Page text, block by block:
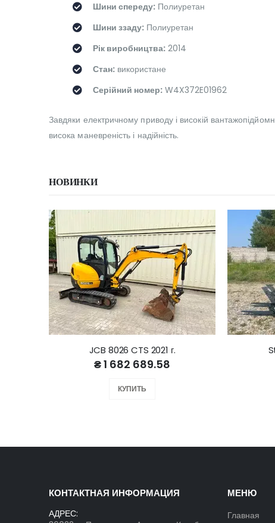
Шини спереду: Полиуретан
Шини ззаду: Полиуретан
Рік виробництва: 2014
Стан: використане
Серійний номер: W4X372E01962
Завдяки електричному приводу і високій
висока маневреність і надійність.
НОВИНКИ
JCB 8026 CTS 2021 г.
₴ 1 682 689.58
КУПИТЬ
КОНТАКТНАЯ ИНФОРМАЦИЯ
АДРЕС:
МЕНЮ
Главная